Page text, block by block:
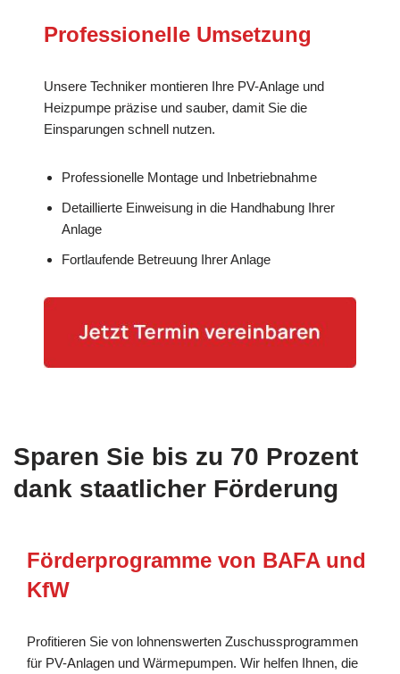
Professionelle Umsetzung
Unsere Techniker montieren Ihre PV-Anlage und
Heizpumpe präzise und sauber, damit Sie die
Einsparungen schnell nutzen.
Professionelle Montage und Inbetriebnahme
Detaillierte Einweisung in die Handhabung Ihrer
Anlage
Fortlaufende Betreuung Ihrer Anlage
Sparen Sie bis zu 70 Prozent
dank staatlicher Förderung
Förderprogramme von BAFA und
KfW
Profitieren Sie von lohnenswerten Zuschussprogrammen
für PV-Anlagen und Wärmepumpen. Wir helfen Ihnen, die